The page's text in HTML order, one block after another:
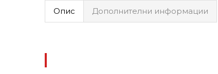
Опис Дополнителни информации